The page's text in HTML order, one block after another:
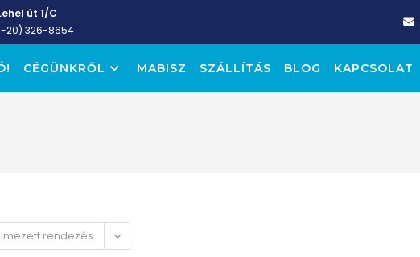
út 1/C
20) 326-8654
CÉGÜNKRŐL MABISZ SZÁLLÍTÁS BLOG KAPCSOLAT
rendezés